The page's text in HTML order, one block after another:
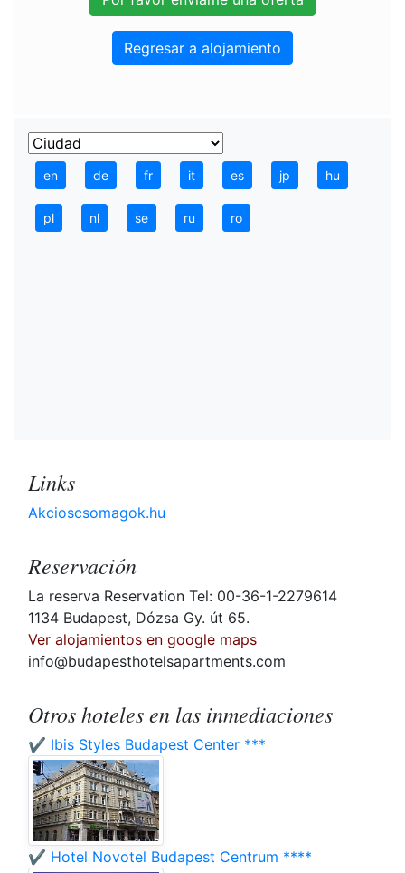
Regresar a alojamiento
en de fr it es jp hu
pl nl se ru ro
Links
Akcioscsomagok.hu
Reservación
La reserva Reservation Tel: 00-36-1-2279614
1134 Budapest, Dózsa Gy. út 65.
Ver alojamientos en google maps
info@budapesthotelsapartments.com
Otros hoteles en las inmediaciones
✔️ Ibis Styles Budapest Center ***
✔️ Hotel Novotel Budapest Centrum ****